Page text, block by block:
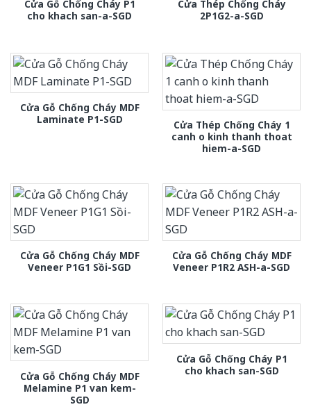
Cửa Gỗ Chống Cháy P1
cho khach san-a-SGD
Cửa Thép Chống Cháy
2P1G2-a-SGD
Cửa Gỗ Chống Cháy MDF
Laminate P1-SGD
Cửa Thép Chống Cháy 1
canh o kinh thanh thoat
hiem-a-SGD
Cửa Gỗ Chống Cháy MDF
Veneer P1G1 Sồi-SGD
Cửa Gỗ Chống Cháy MDF
Veneer P1R2 ASH-a-SGD
Cửa Gỗ Chống Cháy MDF
Melamine P1 van kem-
SGD
Cửa Gỗ Chống Cháy P1
cho khach san-SGD